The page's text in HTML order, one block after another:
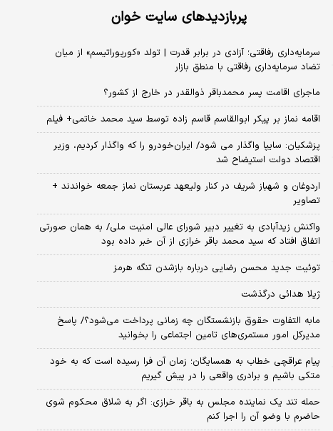
پربازدیدهای سایت خوان
سرمایه‌داری رفاقتی؛ آزادی در برابر قدرت | تولد «کورپوراتیسم» از میان
تضاد سرمایه‌داری رفاقتی با منطق بازار
ماجرای اقامت پسر محمدباقر ذوالقدر در خارج از کشور؟
اقامه نماز بر پیکر ابوالقاسم قاسم زاده توسط سید محمد خاتمی+ فیلم
پزشکیان: سایپا واگذار می شود/ ایران‌خودرو را که واگذار کردیم، وزیر
اقتصاد دولت استیضاح شد
اردوغان و شهباز شریف در کنار ولیعهد عربستان نماز جمعه خواندند +
تصاویر
واکنش زیدآبادی به تغییر دبیر شورای عالی امنیت ملی/ به همان صورتی
اتفاق افتاد که سید محمد باقر خرازی از آن خبر داده بود
توئیت جدید محسن رضایی درباره بازشدن تنگه هرمز
ژیلا هدائی درگذشت
مابه التفاوت حقوق بازنشستگان چه زمانی پرداخت می‌شود؟/ پاسخ
مدیرکل امور مستمری‌های تامین اجتماعی را بخوانید
پیام عراقچی خطاب به همسایگان؛ زمان آن فرا رسیده است که به خود
متکی باشیم و برادری واقعی را در پیش گیریم
حمله تند یک نماینده مجلس به باقر خرازی: اگر به شلاق محکوم شوی
حاضرم با وضو آن را اجرا کنم